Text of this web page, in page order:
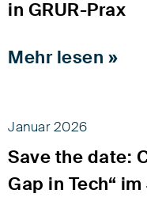
in GRUR-Prax
Mehr lesen »
Januar 2026
Save the date:
Gap in Tech“